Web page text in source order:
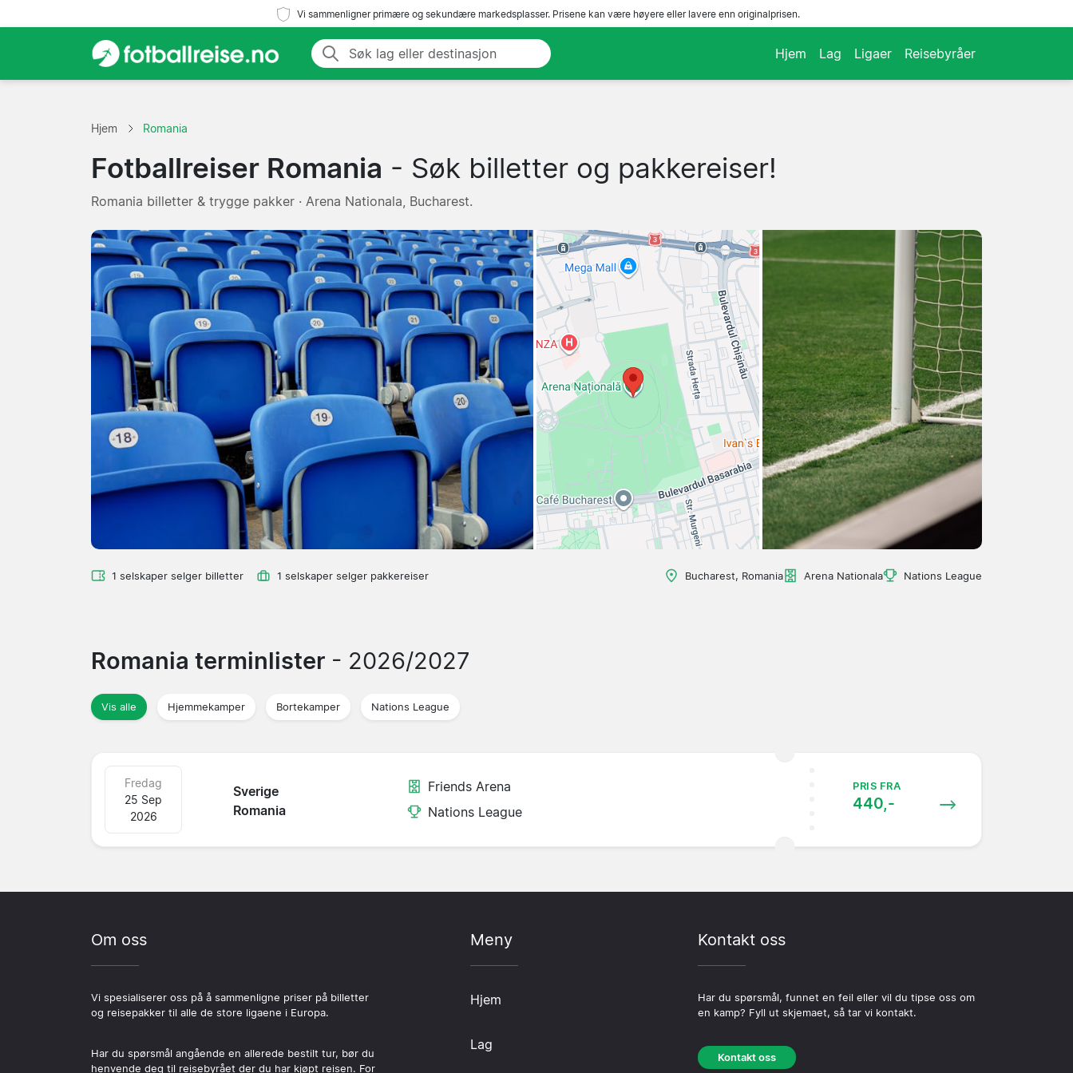
Vi sammenligner primære og sekundære markedsplasser. Prisene kan være høyere eller lavere enn originalprisen.
Hjem Lag Ligaer Reisebyråer
Hjem Romania
Fotballreiser Romania - Søk billetter og pakkereiser!
Romania billetter & trygge pakker · Arena Nationala, Bucharest.
1 selskaper selger billetter 1 selskaper selger pakkereiser Bucharest, Romania Arena Nationala Nations League
Romania terminlister - 2026/2027
Vis alle Hjemmekamper Bortekamper Nations League
Sverige
Romania
Fredag
25 Sep
2026
Friends Arena
Nations League
PRIS FRA
440,-
Om oss
Vi spesialiserer oss på å sammenligne priser på billetter
og reisepakker til alle de store ligaene i Europa.
Har du spørsmål angående en allerede bestilt tur, bør du
henvende deg til reisebyrået der du har kjøpt reisen. For
Meny
Hjem
Lag
Kontakt oss
Har du spørsmål, funnet en feil eller vil du tipse oss om
en kamp? Fyll ut skjemaet, så tar vi kontakt.
Kontakt oss